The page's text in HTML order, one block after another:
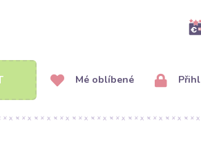
Mé oblíbené